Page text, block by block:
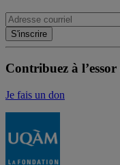
Contribuez à
Je fais un don